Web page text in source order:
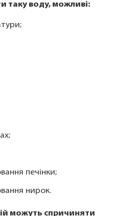
таку воду, можливі:
печінки;
нирок.
можуть спричиняти